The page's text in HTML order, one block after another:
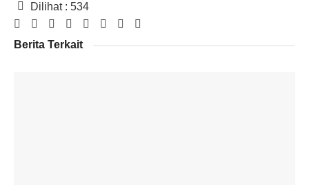
Dilihat : 534
Berita Terkait